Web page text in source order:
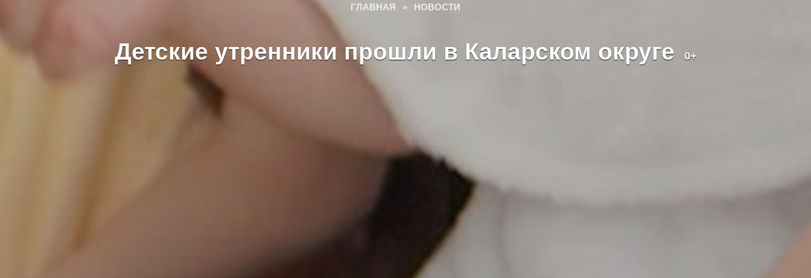
ГЛАВНАЯ » НОВОСТИ
Детские утренники прошли в Каларском округе 0+